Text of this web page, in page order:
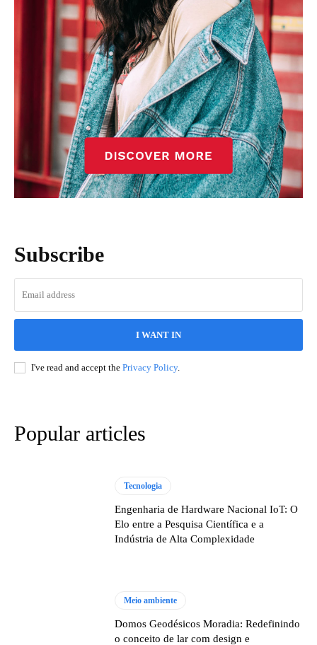
Subscribe
I WANT IN
I've read and accept the Privacy Policy.
Popular articles
Tecnologia
Engenharia de Hardware Nacional IoT: O
Elo entre a Pesquisa Científica e a
Indústria de Alta Complexidade
Meio ambiente
Domos Geodésicos Moradia: Redefinindo
o conceito de lar com design e